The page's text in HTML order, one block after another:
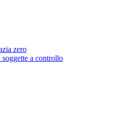
zero
a controllo